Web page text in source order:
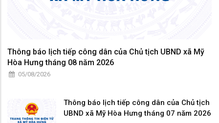
Thông báo lịch tiếp công dân của Chủ tịch UBND xã Mỹ
Hòa Hưng tháng 08 năm 2026
05/08/2026
Thông báo lịch tiếp công dân của Chủ tịch
UBND xã Mỹ Hòa Hưng tháng 07 năm 2026